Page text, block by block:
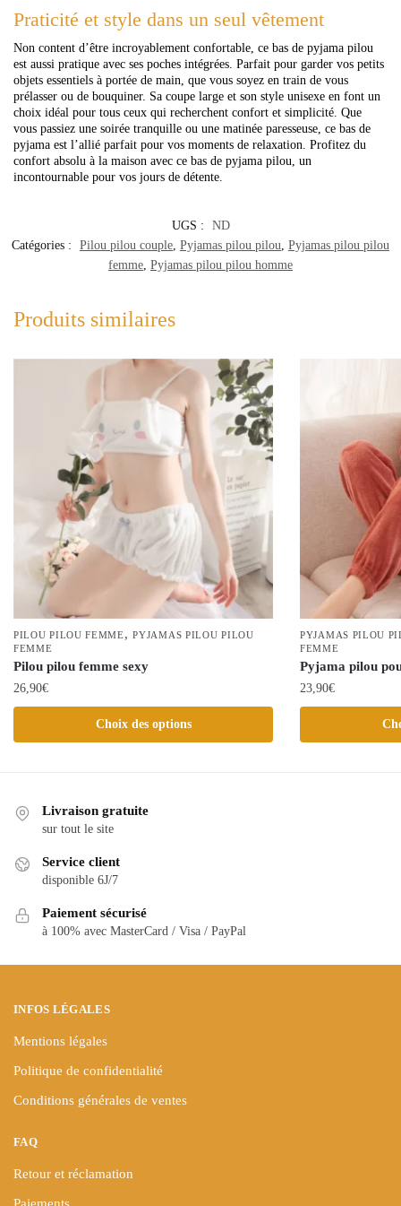
Praticité et style dans un seul vêtement
Non content d’être incroyablement confortable, ce bas de pyjama pilou
est aussi pratique avec ses poches intégrées. Parfait pour garder vos petits
objets essentiels à portée de main, que vous soyez en train de vous
prélasser ou de bouquiner. Sa coupe large et son style unisexe en font un
choix idéal pour tous ceux qui recherchent confort et simplicité. Que
vous passiez une soirée tranquille ou une matinée paresseuse, ce bas de
pyjama est l’allié parfait pour vos moments de relaxation. Profitez du
confort absolu à la maison avec ce bas de pyjama pilou, un
incontournable pour vos jours de détente.
UGS :
ND
Catégories :
Pilou pilou couple, Pyjamas pilou pilou, Pyjamas pilou pilou
femme, Pyjamas pilou pilou homme
Produits similaires
PILOU PILOU FEMME,PYJAMAS PILOU PILOU
FEMME
Pilou pilou femme sexy
26,90€
Choix des options
produit
variations.
peuvent
choisies
PYJAMAS PILOU
FEMME
Pyjama pilou
23,90€
produit
Livraison gratuite
sur tout le site
Service client
disponible 6J/7
Paiement sécurisé
à 100% avec MasterCard / Visa / PayPal
INFOS LÉGALES
Mentions légales
Politique de confidentialité
Conditions générales de ventes
FAQ
Retour et réclamation
Paiements